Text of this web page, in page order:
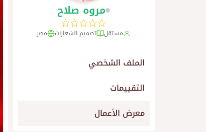
مروه صلاح
مستقل تصميم الشعارات مصر
الملف الشخصي
التقييمات
معرض الأعمال